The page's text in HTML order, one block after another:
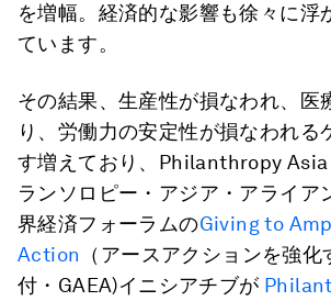
を増幅。経済的な影響も徐々に浮
ています。
その結果、生産性が損なわれ、医
り、労働力の安定性が損なわれる
す増えており、Philanthropy
ランソロピー・アジア・アライア
界経済フォーラムのGiving to
Action
（アースアクションを強
付・GAEA)イニシアチブが